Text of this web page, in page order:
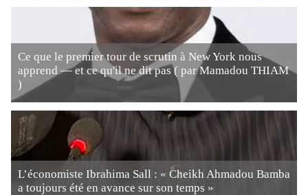
Ce que le premier tour de scrutin à New York nous
apprend — et ce qu'il ne dit pas ( par Mamadou THIAM
)
L’économiste Ibrahima Sall : « Cheikh Ahmadou Bamba
a toujours été en avance sur son temps »